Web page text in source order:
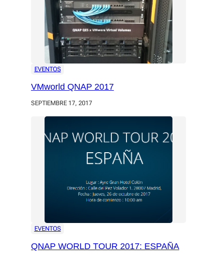
EVENTOS
VMworld QNAP 2017
SEPTIEMBRE 17, 2017
EVENTOS
QNAP WORLD TOUR 2017: ESPAÑA